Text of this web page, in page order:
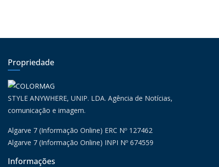
Propriedade
STYLE ANYWHERE, UNIP. LDA. Agência de Notícias,
comunicação e imagem.
Algarve 7 (Informação Online) ERC Nº 127462
Algarve 7 (Informação Online) INPI Nº 674559
Informações